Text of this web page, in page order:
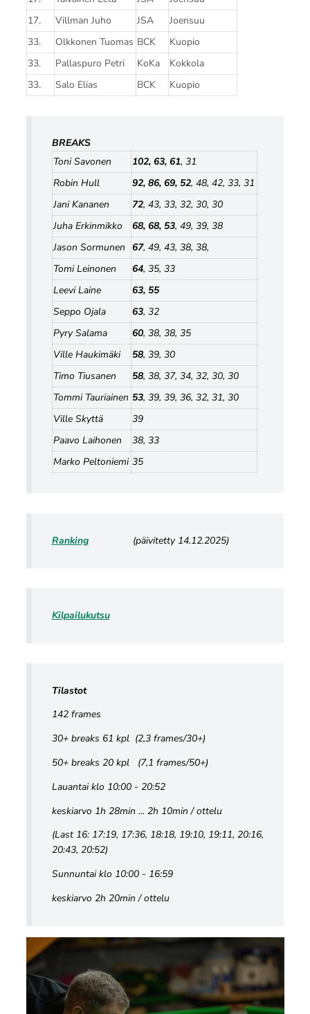
17.
Villman Juho JSA
Joensuu
33.
Olkkonen Tuomas BCK
Kuopio
33.
Pallaspuro Petri KoKa
Kokkola
33.
Salo Elias BCK Kuopio
BREAKS
Toni Savonen
102, 63, 61, 31
Robin Hull
92, 86, 69, 52, 48, 42, 33, 31
Jani Kananen
72, 43, 33, 32, 30, 30
Juha Erkinmikko
68, 68, 53, 49, 39, 38
Jason Sormunen
67, 49, 43, 38, 38,
Tomi Leinonen
64, 35, 33
Leevi Laine
63, 55
Seppo Ojala
63, 32
Pyry Salama
60, 38, 38, 35
Ville Haukimäki
58, 39, 30
Timo Tiusanen
58, 38, 37, 34, 32, 30, 30
Tommi Tauriainen 53, 39, 39, 36, 32, 31, 30
Ville Skyttä
39
Paavo Laihonen
38, 33
Marko Peltoniemi 35
Ranking(päivitetty 14.12.2025)
Kilpailukutsu
Tilastot
142 frames
30+ breaks 61 kpl (2,3 frames/30+)
50+ breaks 20 kpl (7,1 frames/50+)
Lauantai klo 10:00 - 20:52
keskiarvo 1h 28min ... 2h 10min / ottelu
(Last 16: 17:19, 17:36, 18:18, 19:10, 19:11, 20:16,
20:43, 20:52)
Sunnuntai klo 10:00 - 16:59
keskiarvo 2h 20min / ottelu